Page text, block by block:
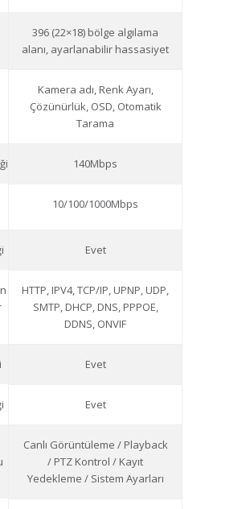
396 (22×18) bölge algılama
alanı, ayarlanabilir hassasiyet
Kamera adı, Renk Ayarı,
Çözünürlük, OSD, Otomatik
Tarama
140Mbps
10/100/1000Mbps
Evet
HTTP, IPV4, TCP/IP, UPNP, UDP,
SMTP, DHCP, DNS, PPPOE,
DDNS, ONVIF
Evet
Evet
Canlı Görüntüleme / Playback
/ PTZ Kontrol / Kayıt
Yedekleme / Sistem Ayarları